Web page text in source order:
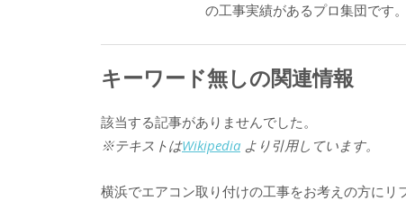
の工事実績があるプロ集団です
キーワード無しの関連情報
該当する記事がありませんでした。
※テキストはWikipedia より引用しています。
横浜でエアコン取り付けの工事をお考えの方に